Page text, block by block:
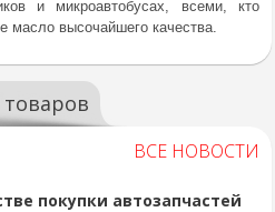
и микроавтобусах, всеми, кто
масло высочайшего качества.
ВСЕ НОВОСТИ
покупки автозапчастей